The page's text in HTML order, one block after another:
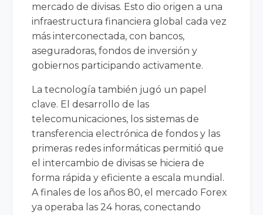
mercado de divisas. Esto dio origen a una
infraestructura financiera global cada vez
más interconectada, con bancos,
aseguradoras, fondos de inversión y
gobiernos participando activamente.
La tecnología también jugó un papel
clave. El desarrollo de las
telecomunicaciones, los sistemas de
transferencia electrónica de fondos y las
primeras redes informáticas permitió que
el intercambio de divisas se hiciera de
forma rápida y eficiente a escala mundial.
A finales de los años 80, el mercado Forex
ya operaba las 24 horas, conectando